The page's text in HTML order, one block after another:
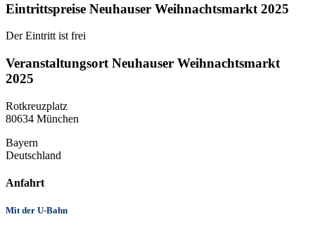
Eintrittspreise Neuhauser Weihnachtsmarkt 2025
Der Eintritt ist frei
Veranstaltungsort Neuhauser Weihnachtsmarkt
2025
Rotkreuzplatz
80634 München
Bayern
Deutschland
Anfahrt
Mit der U-Bahn